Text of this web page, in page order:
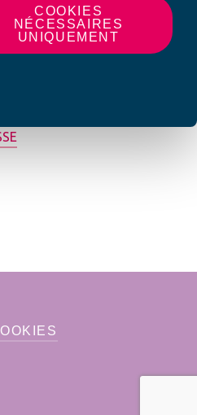
COOKIES
NÉCESSAIRES
UNIQUEMENT